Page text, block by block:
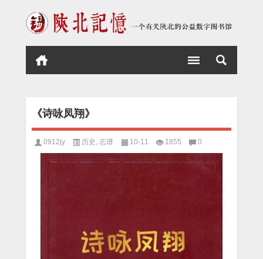
《诗咏凤翔》
0912jy 历史 志谱 10-11 1855 0